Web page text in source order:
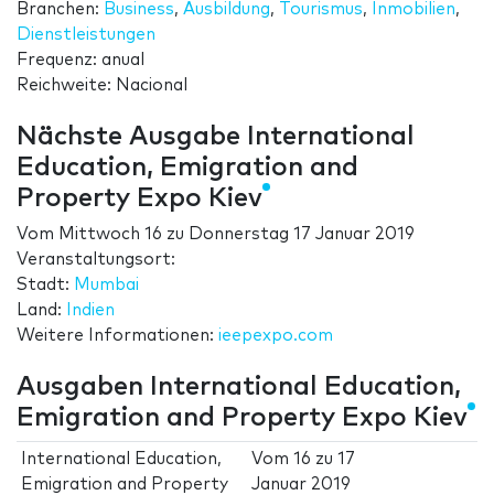
Branchen: Business, Ausbildung, Tourismus, Inmobilien,
Dienstleistungen
Frequenz: anual
Reichweite: Nacional
Nächste Ausgabe International
Education, Emigration and
Property Expo Kiev
Vom Mittwoch 16 zu Donnerstag 17 Januar 2019
Veranstaltungsort:
Stadt: Mumbai
Land:
Indien
Weitere Informationen: ieepexpo.com
Ausgaben International Education,
Emigration and Property Expo Kiev
International Education,
Emigration and Property
Vom16 zu17
Januar 2019